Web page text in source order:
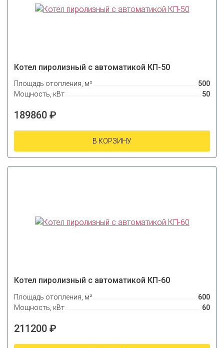
Котел пиролизный с автоматикой КП-50
Площадь отопления, м²
500
Мощность, кВт
50
189860 ₽
В КОРЗИНУ
Котел пиролизный с автоматикой КП-60
Площадь отопления, м²
600
Мощность, кВт
60
211200 ₽